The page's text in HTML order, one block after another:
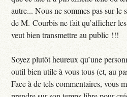
autre... Nous ne sommes pas sur
de M. Courbis ne fait qu’afficher
veut bien transmettre au public !!!
Soyez plutôt heureux qu’une
outil bien utile à vous tous (et, au
Face à de tels commentaires, vous